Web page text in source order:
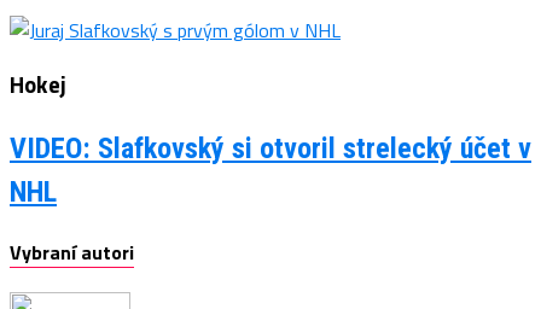
Hokej
VIDEO: Slafkovský si otvoril strelecký účet v
NHL
Vybraní autori